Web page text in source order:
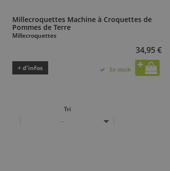
Millecroquettes Machine à Croquettes de
Pommes de Terre
Millecroquettes
34,95 €
+ d’infos En stock
Tri
--